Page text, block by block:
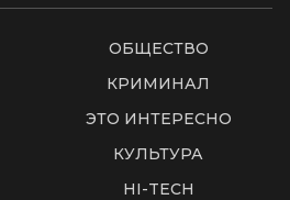
ОБЩЕСТВО
КРИМИНАЛ
ЭТО ИНТЕРЕСНО
КУЛЬТУРА
HI-TECH